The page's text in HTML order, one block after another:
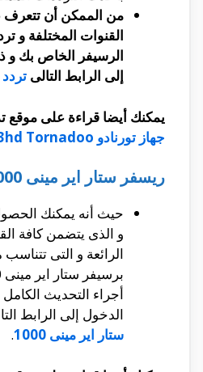
من الممكن أن تتعرف
القنوات المختلفة و
الرسيفر الخاص بك و
إلى الرابط التالى
يمكنك أيضا قراءة على موقع
جهاز تورنادو 333hd Tornadoo
ريسفر ستار اير مينى 1000 :
حيث أنه يمكنك
و الذى يتضمن كافة
الرائعة و التى
أجراء التحديث
الدخول إلى الرابط
ستار اير مينى 1000
.